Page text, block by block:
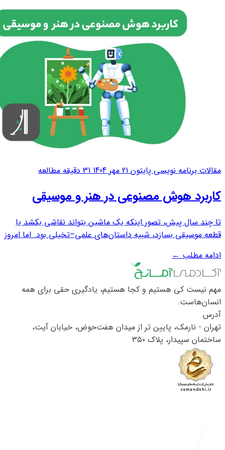
مقالات برنامه نویسی پایتون 21 مهر 1404 31 دقیقه مطالعه
کاربرد هوش مصنوعی در هنر و موسیقی
تا چند سال پیش، تصور اینکه یک ماشین بتواند نقاشی بکشد یا
قطعه موسیقی بسازد، شبیه داستان‌های علمی–تخیلی بود. اما امروز
داشت؛ جهان احساس، تخیل و خلق کردن.در پسِ این آثار هنری،
مجموعه‌ای از داده‌ها...
ادامه مطلب←
مهم نیست کی هستیم و کجا هستیم، یادگیری حقی برای همه
انسان‌هاست.
آدرس
تهران - نارمک، پایین تر از میدان هفت‌حوض، خیابان آیت،
ساختمان سپیدار، پلاک ۳۵۰